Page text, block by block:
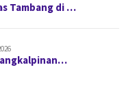
Tambang di …